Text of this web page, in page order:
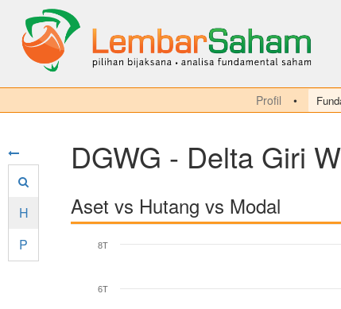
Profil
H
P
DGWG - Delta Giri
Aset vs Hutang vs Modal
6T
8T